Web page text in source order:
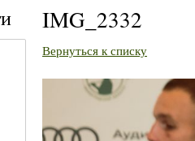
IMG_2332
Вернуться к списку